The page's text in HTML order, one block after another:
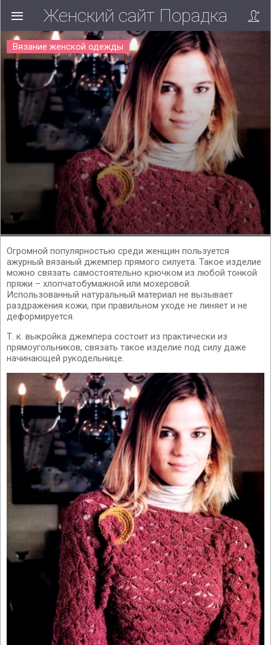
Женский сайт Порадка
Вязание женской одежды
Огромной популярностью среди женщин пользуется
ажурный вязаный джемпер прямого силуета. Такое изделие
можно связать самостоятельно крючком из любой тонкой
пряжи – хлопчатобумажной или мохеровой.
Использованный натуральный материал не вызывает
раздражения кожи, при правильном уходе не линяет и не
деформируется.
Т. к. выкройка джемпера состоит из практически из
прямоугольников, связать такое изделие под силу даже
начинающей рукодельнице.